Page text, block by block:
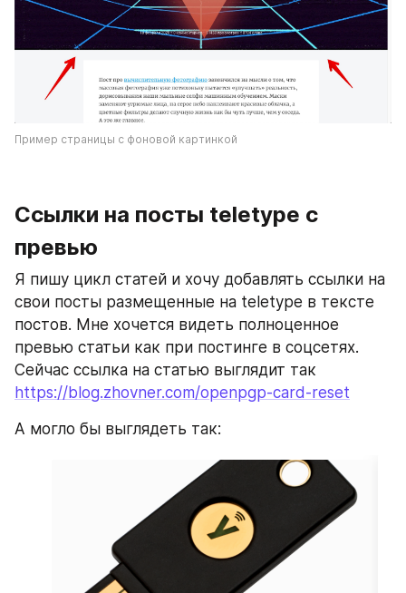
Пример страницы с фоновой картинкой
Ссылки на посты teletype с
превью
Я пишу цикл статей и хочу добавлять ссылки на
свои посты размещенные на teletype в тексте
постов. Мне хочется видеть полноценное
превью статьи как при постинге в соцсетях.
https://blog.zhovner.com/openpgp-card-reset
А могло бы выглядеть так: